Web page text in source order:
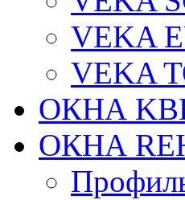
VEKA
VEKA
ОКНА
ОКНА